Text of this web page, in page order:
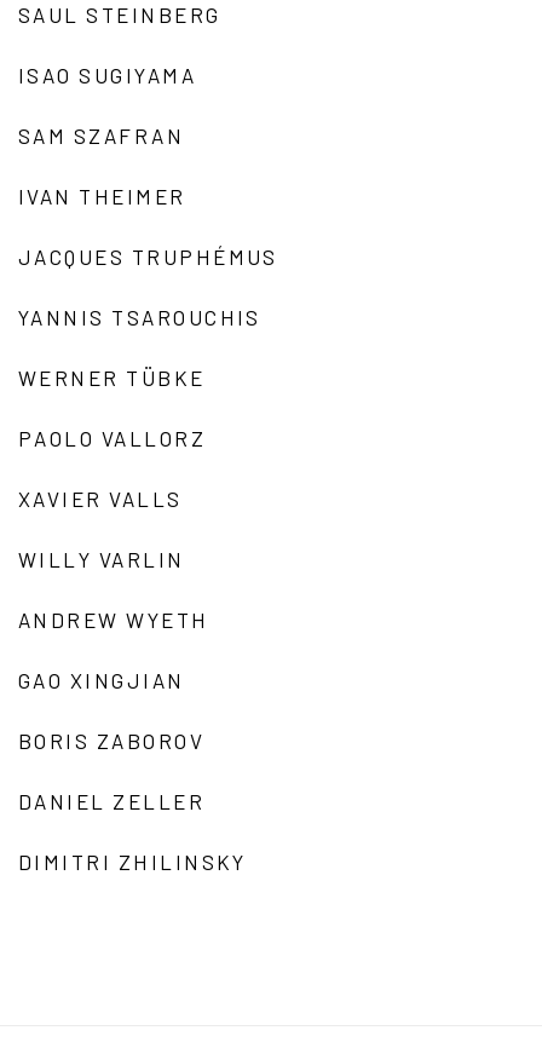
SAUL STEINBERG
ISAO SUGIYAMA
SAM SZAFRAN
IVAN THEIMER
JACQUES TRUPHÉMUS
YANNIS TSAROUCHIS
WERNER TÜBKE
PAOLO VALLORZ
XAVIER VALLS
WILLY VARLIN
ANDREW WYETH
GAO XINGJIAN
BORIS ZABOROV
DANIEL ZELLER
DIMITRI ZHILINSKY